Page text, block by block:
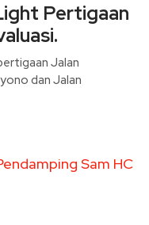
Pertigaan
Jalan
dan Jalan